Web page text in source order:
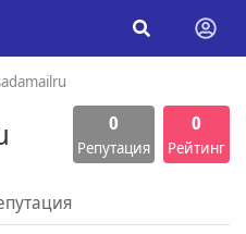
0
Репутация
0
Рейтинг